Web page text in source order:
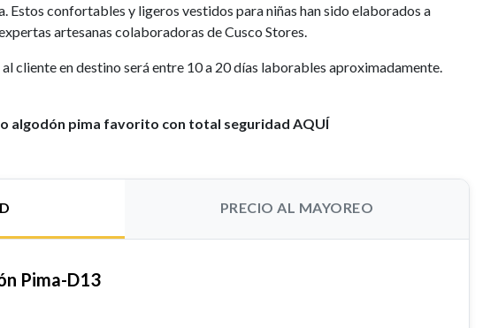
Estos confortables y ligeros vestidos para niñas han sido elaborados a
artesanas colaboradoras de Cusco Stores.
cliente en destino será entre 10 a 20 días laborables aproximadamente.
algodón pima favorito con total seguridad AQUÍ
PRECIO AL MAYOREO
Pima-D13